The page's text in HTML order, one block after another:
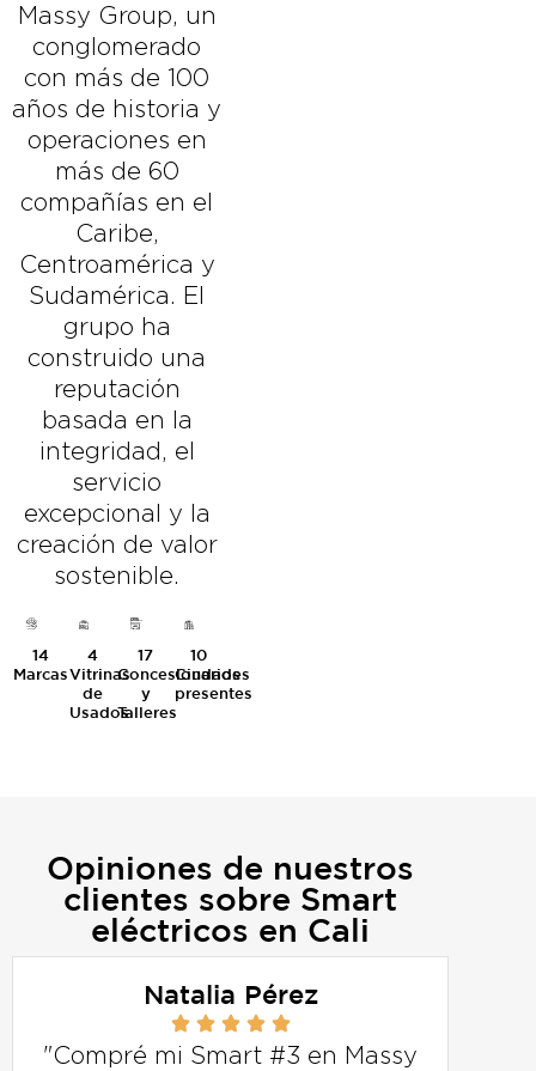
Massy Group, un
conglomerado
con más de 100
años de historia y
operaciones en
más de 60
compañías en el
Caribe,
Centroamérica y
Sudamérica. El
grupo ha
construido una
reputación
basada en la
integridad, el
servicio
excepcional y la
creación de valor
sostenible.
14
Marcas
4
Vitrinas
de
Usados
17
Concesionarios
y
Talleres
10
Ciudades
presentes
Opiniones de nuestros
clientes sobre Smart
eléctricos en Cali
Natalia Pérez
"Compré mi Smart #3 en Massy